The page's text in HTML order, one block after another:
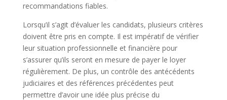
recommandations fiables.
Lorsqu’il s’agit d’évaluer les candidats, plusieurs critères
doivent être pris en compte. Il est impératif de vérifier
leur situation professionnelle et financière pour
s’assurer qu’ils seront en mesure de payer le loyer
régulièrement. De plus, un contrôle des antécédents
judiciaires et des références précédentes peut
permettre d’avoir une idée plus précise du